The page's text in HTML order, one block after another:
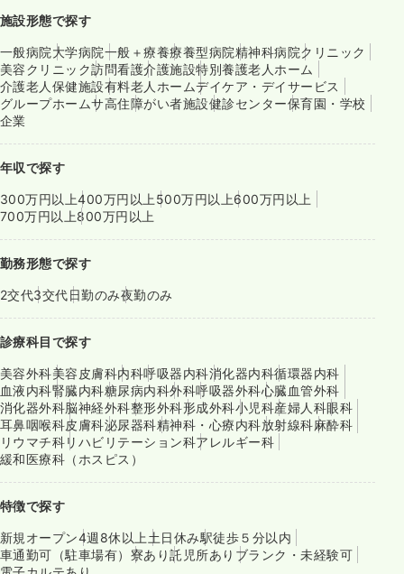
施設形態で探す
一般病院大学病院一般＋療養療養型病院精神科病院クリニック
美容クリニック訪問看護介護施設特別養護老人ホーム
介護老人保健施設有料老人ホームデイケア・デイサービス
グループホームサ高住障がい者施設健診センター保育園・学校
企業
年収で探す
300万円以上400万円以上 500万円以上600万円以上
700万円以上800万円以上
勤務形態で探す
2交代3交代日勤のみ夜勤のみ
診療科目で探す
美容外科美容皮膚科内科呼吸器内科消化器内科循環器内科
血液内科腎臓内科糖尿病内科外科呼吸器外科心臓血管外科
消化器外科脳神経外科整形外科形成外科小児科産婦人科眼科
耳鼻咽喉科皮膚科泌尿器科精神科・心療内科放射線科麻酔科
リウマチ科リハビリテーション科アレルギー科
緩和医療科（ホスピス）
特徴で探す
新規オープン4週8休以上 土日休み駅徒歩５分以内
車通勤可（駐車場有） 寮あり託児所あり ブランク・未経験可